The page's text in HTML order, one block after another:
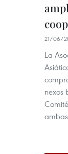
21/06/
La
nexos